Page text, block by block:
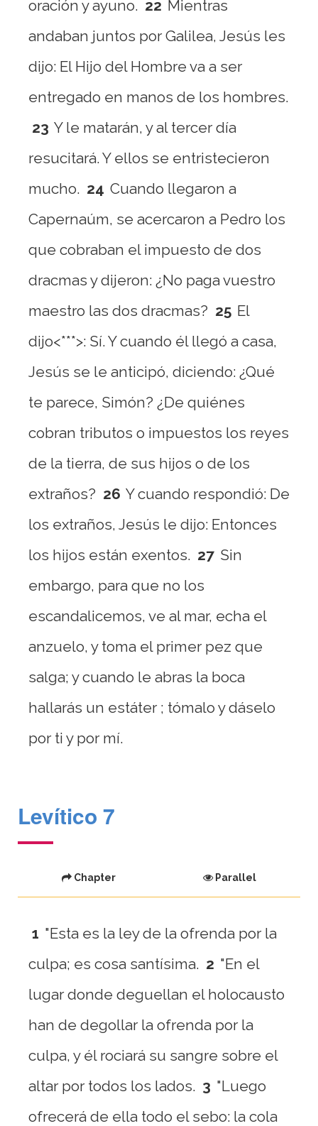
oración y ayuno. 22 Mientras
andaban juntos por Galilea, Jesús les
dijo: El Hijo del Hombre va a ser
entregado en manos de los hombres.
23 Y le matarán, y al tercer día
resucitará. Y ellos se entristecieron
mucho. 24 Cuando llegaron a
Capernaúm, se acercaron a Pedro los
que cobraban el impuesto de dos
dracmas y dijeron: ¿No paga vuestro
maestro las dos dracmas? 25 El
dijo<***>: Sí. Y cuando él llegó a casa,
Jesús se le anticipó, diciendo: ¿Qué
te parece, Simón? ¿De quiénes
cobran tributos o impuestos los reyes
de la tierra, de sus hijos o de los
extraños? 26 Y cuando respondió: De
los extraños, Jesús le dijo: Entonces
los hijos están exentos. 27 Sin
embargo, para que no los
escandalicemos, ve al mar, echa el
anzuelo, y toma el primer pez que
salga; y cuando le abras la boca
hallarás un estáter ; tómalo y dáselo
por ti y por mí.
Levítico 7
Chapter Parallel
1 "Esta es la ley de la ofrenda por la
culpa; es cosa santísima. 2 "En el
lugar donde deguellan el holocausto
han de degollar la ofrenda por la
culpa, y él rociará su sangre sobre el
altar por todos los lados. 3 "Luego
ofrecerá de ella todo el sebo: la cola